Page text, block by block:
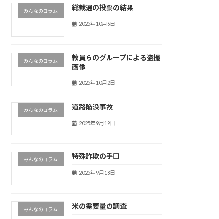
みんなのコラム 総裁選の投票の結果
2025年10月6日
みんなのコラム
教員らのグループによる盗撮
画像
2025年10月2日
みんなのコラム 道路陥没事故
2025年9月19日
みんなのコラム 特殊詐欺の手口
2025年9月18日
みんなのコラム 米の需要量の調査